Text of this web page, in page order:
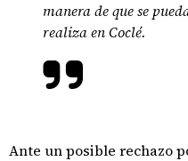
manera de que se
realiza en Coclé.
Ante un posible rechazo